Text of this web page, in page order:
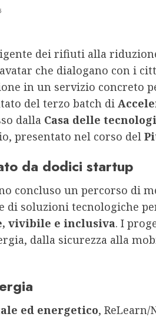
dei rifiuti alla
che dialogano con i
in un servizio concreto
del terzo batch di
dalla Casa delle
presentato nel corso del
da dodici startup
concluso un percorso di
di soluzioni tecnologiche
vivibile e inclusiva. I
dalla sicurezza alla
ed energetico, ReLearn/